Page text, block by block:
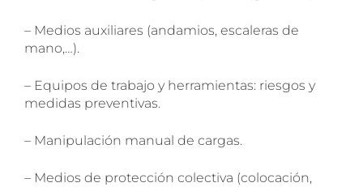
– Medios auxiliares (andamios, escaleras de
mano,…).
– Equipos de trabajo y herramientas: riesgos y
medidas preventivas.
– Manipulación manual de cargas.
– Medios de protección colectiva (colocación,
unidades de reconocimiento médico y
en nuestros servicios de reconocimiento
médico. Póngase en contacto para